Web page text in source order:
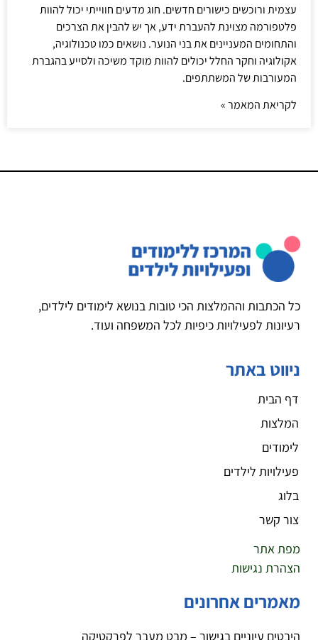
עצמית ורוכשים כישורים חדשים. חוג מדעים חווייתי יכול להוות
פלטפורמה מצוינת להעברת ידע, אך יש להבין את הצרכים
והתחומים המעניינים את בני הנוער. נושאים כמו טכנולוגיה,
אקולוגיה וחקר החלל יכולים להוות מוקד משיכה ולסייע בהגברת
המעורבות של המשתתפים.
לקריאת המאמר »
כל הכתבות וההמלצות הכי טובות בנושא לימודים לילדים,
רעיונות לפעילויות כיפיות לכל המשפחה ועוד.
ניווט באתר
דף הבית
המלצות
לימודים
פעילויות לילדים
בלוג
צור קשר
מפת אתר
הצהרת נגישות
מאמרים אחרונים
היבטים עיוניים בגישור – מבט מעבר לפרקטיקה